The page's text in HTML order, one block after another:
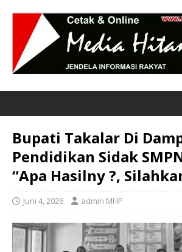
Bupati Takalar Di
Pendidikan Sidak
“Apa Hasilny ?,
Juni 4, 2026 admin MHP